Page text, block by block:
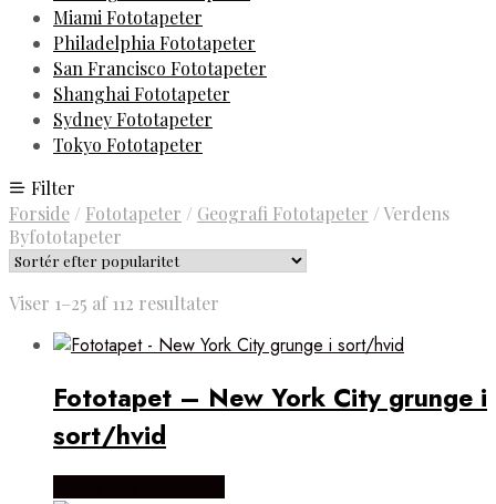
Miami Fototapeter
Philadelphia Fototapeter
San Francisco Fototapeter
Shanghai Fototapeter
Sydney Fototapeter
Tokyo Fototapeter
Filter
Forside / Fototapeter / Geografi Fototapeter /Verdens
Byfototapeter
Viser 1–25 af 112 resultater
popularitet
Fototapet – New York City grunge i
sort/hvid